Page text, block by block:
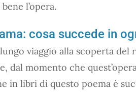
l’opera.
cosa succede in
viaggio alla scoperta
dal momento che
in libri di questo poema è